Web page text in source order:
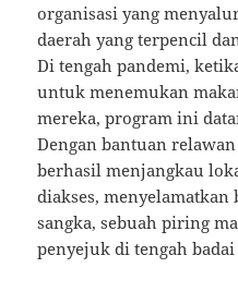
organisasi yang
daerah yang terpencil
Di tengah pandemi,
untuk menemukan
mereka, program ini
Dengan bantuan
berhasil menjangkau
diakses, menyelamatkan
sangka, sebuah piring
penyejuk di tengah